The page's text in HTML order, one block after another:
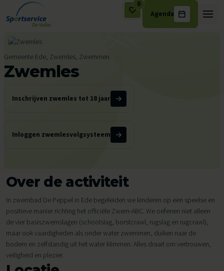
Ga naar de inhoud
0
Agenda
Gemeente Ede, Zwemles, Zwemmen
Zwemles
Inschrijven zwemles tot 18 jaar
Inloggen zwemlesvolgsysteem
Over de activiteit
In zwembad De Peppel in Ede begeleiden we kinderen op een speelse en
positieve manier richting het officiële Zwem-ABC. We oefenen niet alleen
de vier basiszwemslagen (schoolslag, borstcrawl, rugslag en rugcrawl),
maar ook vaardigheden als onder water zwemmen, duiken naar de
bodem en zelfstandig uit het water klimmen. Alles draait om vertrouwen,
veiligheid en plezier.